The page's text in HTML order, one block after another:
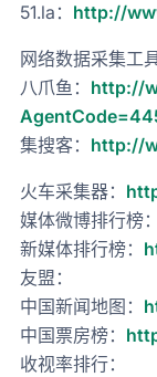
51.la： http://
网络数据采集工
八爪鱼： http://
集搜客： http://
火车采集器：
媒体微博排行榜：
新媒体排行榜：
友盟：
中国新闻地图：
中国票房榜：
收视率排行：